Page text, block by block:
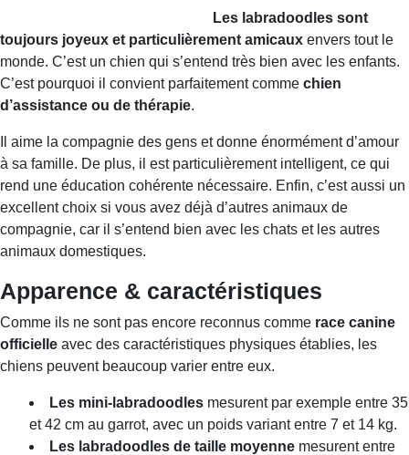
Les labradoodles sont
toujours joyeux et particulièrement amicaux envers tout le
monde. C’est un chien qui s’entend très bien avec les enfants.
C’est pourquoi il convient parfaitement comme chien
d’assistance ou de thérapie.
Il aime la compagnie des gens et donne énormément d’amour
à sa famille. De plus, il est particulièrement intelligent, ce qui
rend une éducation cohérente nécessaire. Enfin, c’est aussi un
excellent choix si vous avez déjà d’autres animaux de
compagnie, car il s’entend bien avec les chats et les autres
animaux domestiques.
Apparence & caractéristiques
Comme ils ne sont pas encore reconnus comme race canine
officielle avec des caractéristiques physiques établies, les
chiens peuvent beaucoup varier entre eux.
Les mini-labradoodles mesurent par exemple entre 35
et 42 cm au garrot, avec un poids variant entre 7 et 14 kg.
Les labradoodles de taille moyenne mesurent entre